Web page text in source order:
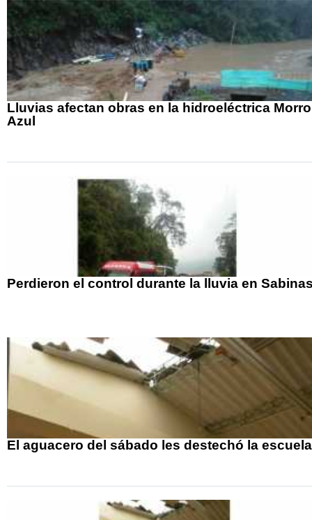
Lluvias afectan obras en la hidroeléctrica Morro
Azul
Perdieron el control durante la lluvia en
El aguacero del sábado les destechó la escuela